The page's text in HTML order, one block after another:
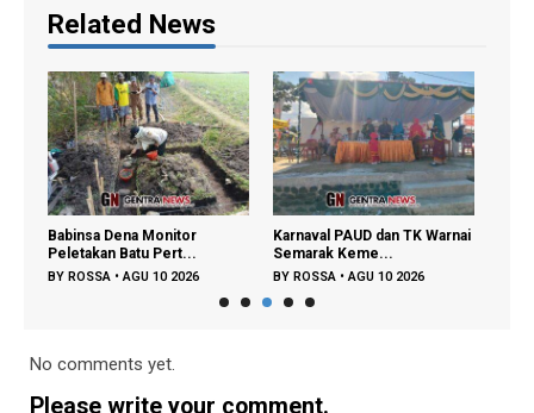
Related News
Babinsa Dena Monitor
Peletakan Batu Pert...
BY ROSSA •AGU 10 2026
Karnaval PAUD dan TK Warnai
Semarak Keme...
BY ROSSA •AGU 10 2026
No comments yet.
Please write your comment.